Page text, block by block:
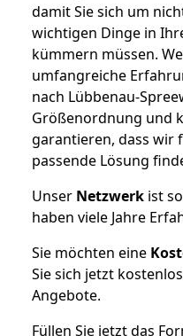
damit Sie sich um
wichtigen Dinge in
kümmern müssen.
umfangreiche
nach Lübbenau-
Größenordnung und
garantieren, dass wir
passende Lösung
Unser Netzwerk ist
haben viele Jahre
Sie möchten eine
Sie sich jetzt
Angebote.
Füllen Sie jetzt das